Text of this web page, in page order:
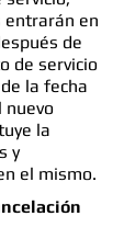
entrarán en
de
de servicio
la fecha
nuevo
la
y
el mismo.